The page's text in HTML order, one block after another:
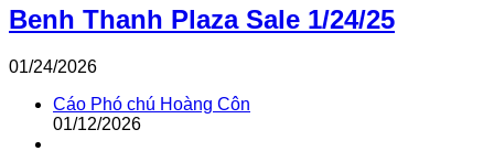
Benh Thanh Plaza Sale 1/24/25
01/24/2026
Cáo Phó chú Hoàng Côn
01/12/2026